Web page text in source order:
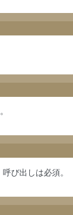
び出しは必須。